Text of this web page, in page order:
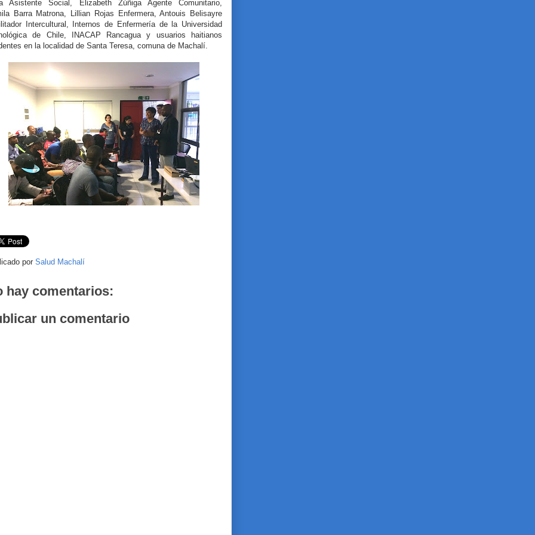
Asistente Social, Elizabeth Zúñiga Agente Comunitario,
Barra Matrona, Lillian Rojas Enfermera, Antouis Belisayre
Intercultural, Internos de Enfermería de la Universidad
de Chile, INACAP Rancagua y usuarios haitianos
en la localidad de Santa Teresa, comuna de Machalí.
por Salud Machalí
hay comentarios:
un comentario